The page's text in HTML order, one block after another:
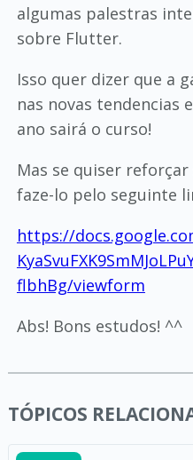
algumas palestras
sobre Flutter.
Isso quer dizer que a
nas novas tendencias
ano sairá o curso!
Mas se quiser
faze-lo pelo seguinte
https://
flbhBg/viewform
Abs! Bons estudos! ^^
TÓPICOS